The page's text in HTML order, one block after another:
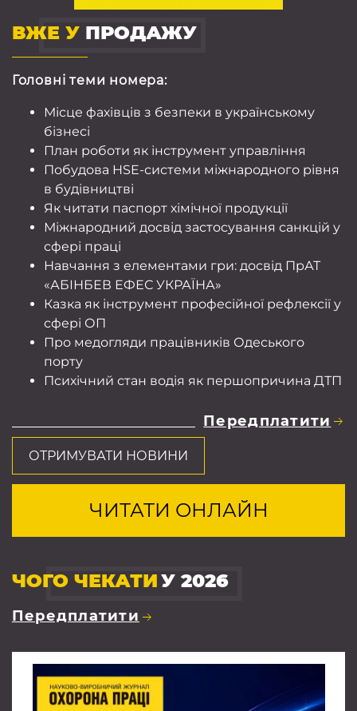
ВЖЕ УПРОДАЖУ
Головні теми номера:
Місце фахівців з безпеки в українському
бізнесі
План роботи як інструмент управління
Побудова HSE-системи міжнародного рівня
в будівництві
Як читати паспорт хімічної продукції
Міжнародний досвід застосування санкцій у
сфері праці
Навчання з елементами гри: досвід ПрАТ
«АБІНБЕВ ЕФЕС УКРАЇНА»
Казка як інструмент професійної рефлексії у
сфері ОП
Про медогляди працівників Одеського
порту
Психічний стан водія як першопричина ДТП
Передплатити
ОТРИМУВАТИ НОВИНИ
ЧИТАТИ ОНЛАЙН
ЧОГО ЧЕКАТИУ 2026
Передплатити